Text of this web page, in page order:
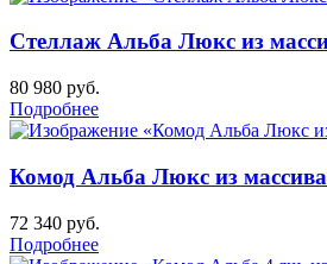
Стеллаж Альба Люкс из
80 980 руб.
Подробнее
Комод Альба Люкс из
72 340 руб.
Подробнее